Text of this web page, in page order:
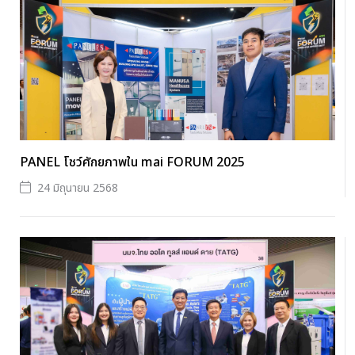
PANEL โชว์ศักยภาพใน mai FORUM 2025
24 มิถุนายน 2568